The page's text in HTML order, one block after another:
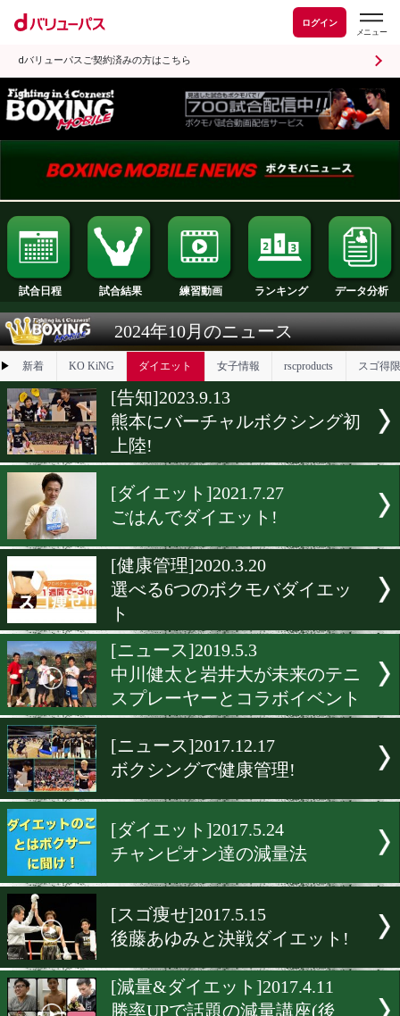
ログイン
dバリューパスご契約済みの方はこちら
試合日程 試合結果 練習動画 ランキング
2024年10月のニュース
▶ 新着 KO KiNG
[告知]2023.9.13
熊本にバーチャルボクシン
[ダイエット]2021.7.27
[健康管理]2020.3.20
選べる6つのボクモバダイ
ト
[ニュース]2019.5.3
スプレーヤーとコラボイベ
ボクシングで健康管理!
[ダイエット]2017.5.24